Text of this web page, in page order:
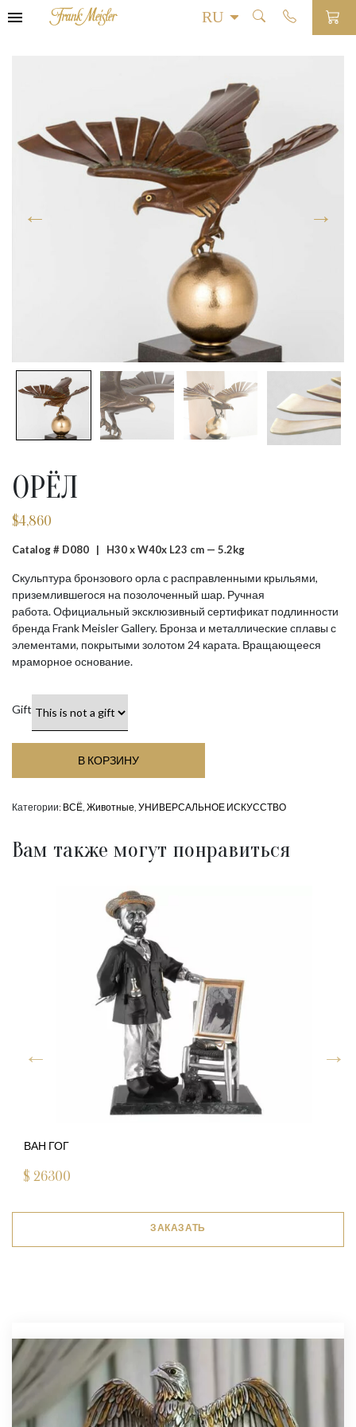
ОРЁЛ
$4,860
Catalog # D080 | H30 x W40x L23 cm — 5.2kg
Скульптура бронзового орла с расправленными крыльями,
приземлившегося на позолоченный шар. Ручная
работа. Официальный эксклюзивный сертификат подлинности
бренда Frank Meisler Gallery. Бронза и металлические сплавы с
элементами, покрытыми золотом 24 карата. Вращающееся
мраморное основание.
Gift
В КОРЗИНУ
Категории: ВСЁ, Животные, УНИВЕРСАЛЬНОЕ ИСКУССТВО
Вам также могут понравиться
ВАН ГОГ
$ 26300
ЗАКАЗАТЬ